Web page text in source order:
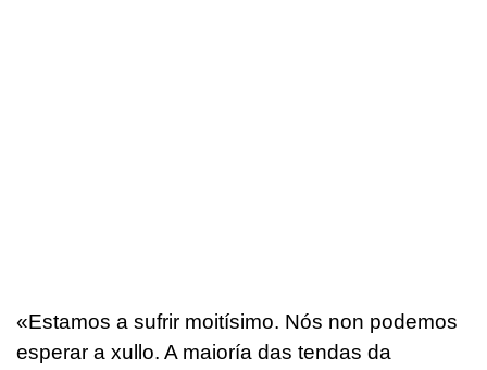
«Estamos a sufrir moitísimo. Nós non podemos
esperar a xullo. A maioría das tendas da